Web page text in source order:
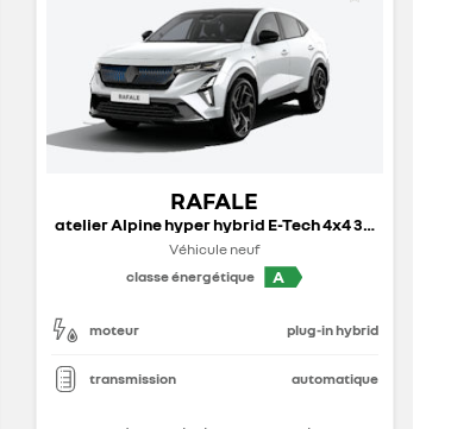
RAFALE
atelier Alpine hyper hybrid E-Tech 4x4 300 ch - 26
Véhicule neuf
classe énergétique
A
moteur plug-in hybrid
transmission automatique